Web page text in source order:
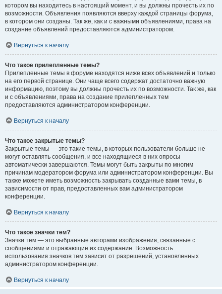
котором вы находитесь в настоящий момент, и вы должны прочесть их по
возможности. Объявления появляются вверху каждой страницы форума,
в котором они созданы. Так же, как и с важными объявлениями, права на
создание объявлений предоставляются администратором.
Вернуться к началу
Что такое прилепленные темы?
Прилепленные темы в форуме находятся ниже всех объявлений и только
на его первой странице. Они чаще всего содержат достаточно важную
информацию, поэтому вы должны прочесть их по возможности. Так же, как
и с объявлениями, права на создание прилепленных тем
предоставляются администратором конференции.
Вернуться к началу
Что такое закрытые темы?
Закрытые темы — это такие темы, в которых пользователи больше не
могут оставлять сообщения, и все находящиеся в них опросы
автоматически завершаются. Темы могут быть закрыты по многим
причинам модератором форума или администратором конференции. Вы
также можете иметь возможность закрывать созданные вами темы, в
зависимости от прав, предоставленных вам администратором
конференции.
Вернуться к началу
Что такое значки тем?
Значки тем — это выбранные авторами изображения, связанные с
сообщениями и отражающие их содержание. Возможность
использования значков тем зависит от разрешений, установленных
администратором конференции.
Вернуться к началу